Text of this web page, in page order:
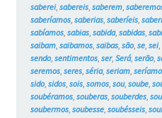
saberei, sabereis, saberem,
saberíamos, saberias, saberíeis,
sabíamos, sabias, sabida, sabidas,
saibam, saibamos, saibas, são, se, sei,
sendo, sentimentos, ser, Será, serão,
seremos, seres, séria, seriam,
sido, sidos, sois, somos, sou, soube,
soubéramos, souberas, souberdes,
soubermos, soubesse, soubésseis,